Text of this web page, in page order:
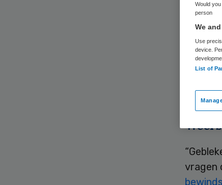
Het
brief
vragen
Would
person
We
Use
device.
List of